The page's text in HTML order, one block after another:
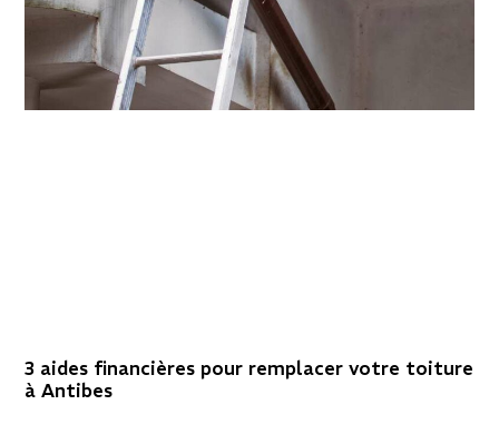
3 aides financières pour remplacer votre toiture
à Antibes